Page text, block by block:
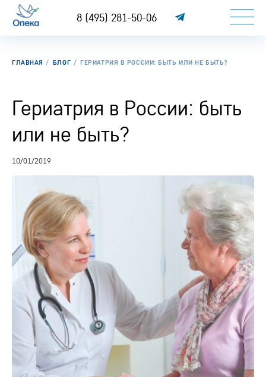
8 (495) 281-50-06
ГЛАВНАЯ БЛОГ ГЕРИАТРИЯ В РОССИИ: БЫТЬ ИЛИ НЕ БЫТЬ?
Гериатрия в России: быть
или не быть?
10/01/2019